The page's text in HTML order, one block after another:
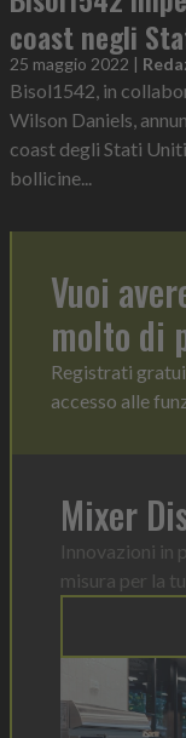
coast negli
25 maggio 2022 |
Bisol1542, in
Wilson Daniels,
coast degli Stati
bollicine...
Vuoi
molto di
Registrati
accesso alle
Mixer
Innovazioni in
misura per la